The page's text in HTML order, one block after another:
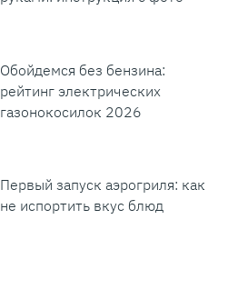
Обойдемся без бензина:
рейтинг электрических
газонокосилок 2026
Первый запуск аэрогриля: как
не испортить вкус блюд